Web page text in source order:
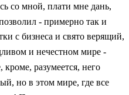
со мной, плати мне дань,
- примерно так и
с бизнеса и свято верящий,
и нечестном мире -
разумеется, него
но в этом мире, где все